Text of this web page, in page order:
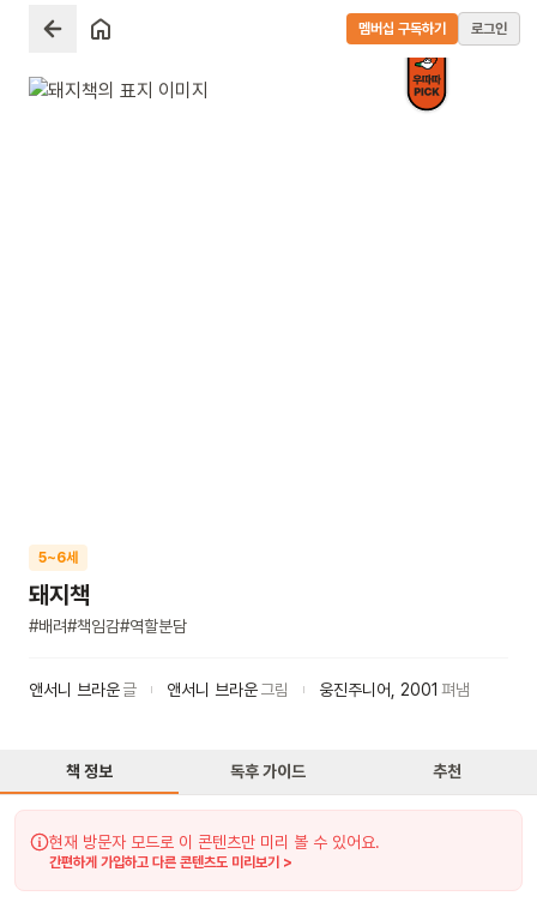
멤버십 구독하기 로그인
5~6세
돼지책
#배려#책임감#역할분담
앤서니 브라운글 앤서니 브라운그림 웅진주니어 2001 펴냄
책 정보 독후 가이드 추천
현재 방문자 모드로 이 콘텐츠만 미리 볼 수 있어요.
간편하게 가입하고 다른 콘텐츠도 미리보기 >